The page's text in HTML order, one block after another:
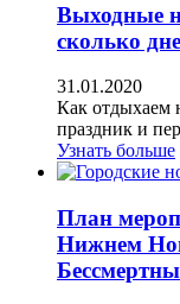
Выходные
сколько
31.01.2020
Как отдыхаем
праздник и
Узнать больше
План
Нижнем